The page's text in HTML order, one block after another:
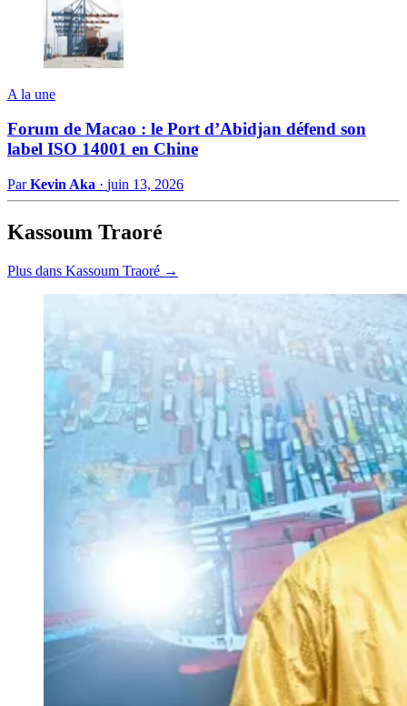
A la une
Forum de Macao : le Port d’Abidjan défend son
label ISO 14001 en Chine
ParKevin Aka · juin 13, 2026
Kassoum Traoré
Plus dans Kassoum Traoré →